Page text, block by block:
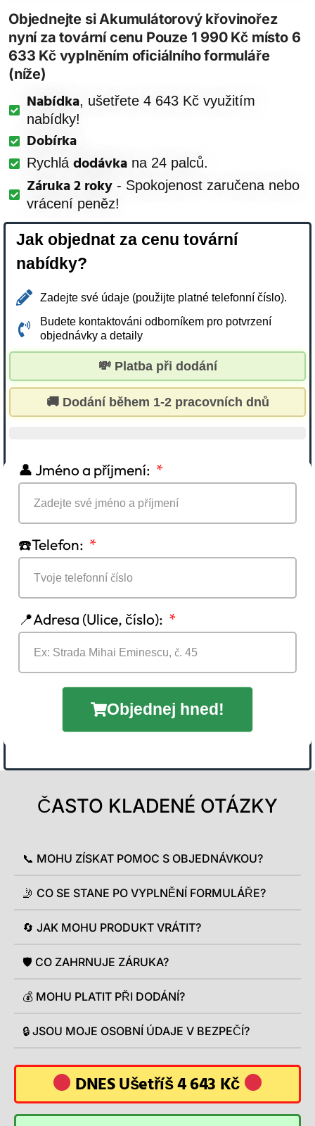
Objednejte si Akumulátorový křovinořez​
nyní za tovární cenu Pouze 1 990 Kč místo 6
633 Kč vyplněním oficiálního formuláře
(níže)
Nabídka, ušetřete 4 643 Kč využitím
nabídky!
Dobírka
Rychládodávka na 24 palců.
Záruka 2 roky - Spokojenost zaručena nebo
vrácení peněz!
Jak objednat za cenu tovární
nabídky?
Zadejte své údaje (použijte platné telefonní číslo).
Budete kontaktováni odborníkem pro potvrzení
objednávky a detaily
💸 Platba při dodání
🚚 Dodání během 1-2 pracovních dnů
👤 Jméno a příjmení:
☎️Telefon:
📍Adresa (Ulice, číslo):
Objednej hned!
ČASTO KLADENÉ OTÁZKY
📞 MOHU ZÍSKAT POMOC S OBJEDNÁVKOU?
🤳 CO SE STANE PO VYPLNĚNÍ FORMULÁŘE?
🔄 JAK MOHU PRODUKT VRÁTIT?
🛡️ CO ZAHRNUJE ZÁRUKA?
💰 MOHU PLATIT PŘI DODÁNÍ?
🔒 JSOU MOJE OSOBNÍ ÚDAJE V BEZPEČÍ?
DNES Ušetříš 4 643 Kč